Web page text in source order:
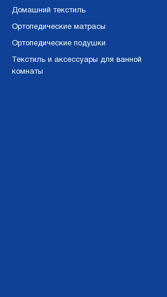
Домашний текстиль
Ортопедические матрасы
Ортопедические подушки
Текстиль и аксессуары для ванной
комнаты